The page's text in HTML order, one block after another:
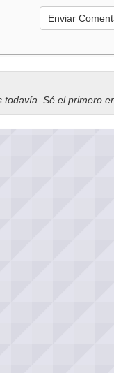
Sé el primero